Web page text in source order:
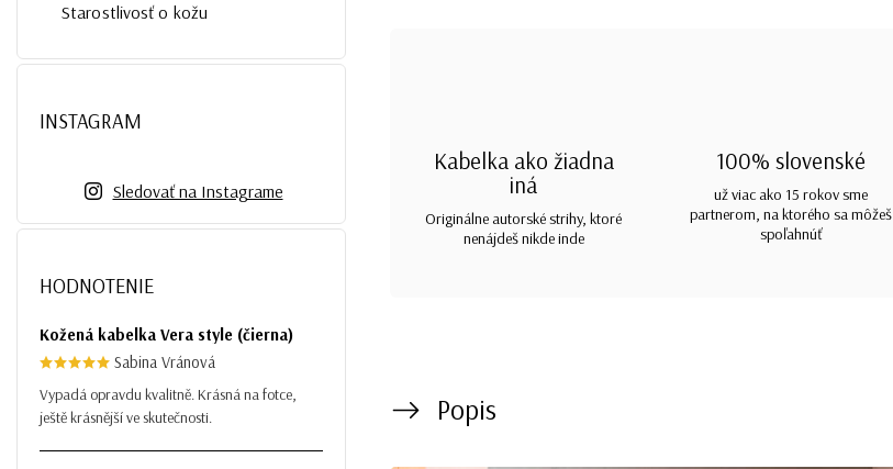
Starostlivosť o kožu
INSTAGRAM
Sledovať na Instagrame
HODNOTENIE
Kožená kabelka Vera style (čierna)
Sabina Vránová
Vypadá opravdu kvalitně. Krásná na fotce,
ještě krásnější ve skutečnosti.
Kabelka ako žiadna
iná
Originálne autorské strihy, ktoré
nenájdeš nikde inde
100% slovenské
už viac ako 15 rokov sme
partnerom, na ktorého sa môžeš
spoľahnúť
Popis